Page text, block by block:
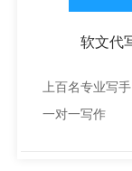
软文代
上百名专业写
一对一写作